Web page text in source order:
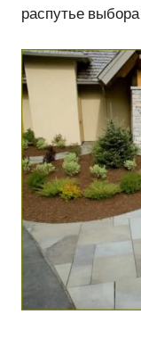
распутье